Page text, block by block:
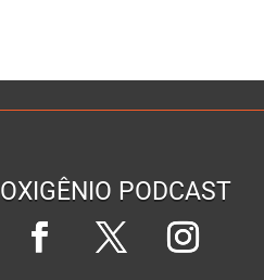
OXIGÊNIO PODCAST